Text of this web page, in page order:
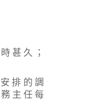
甚 久 ；
排 的 調
主 任 每